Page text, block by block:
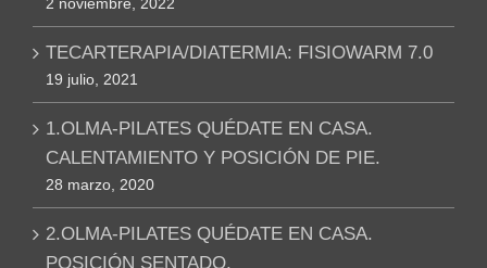
TECARTERAPIA/DIATERMIA: FISIOWARM 7.0
19 julio, 2021
1.OLMA-PILATES QUÉDATE EN CASA.
CALENTAMIENTO Y POSICIÓN DE PIE.
28 marzo, 2020
2.OLMA-PILATES QUÉDATE EN CASA.
POSICIÓN SENTADO.